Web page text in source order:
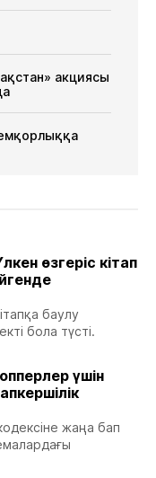
акциясы
өзгеріс кітап
баулу
бола түсті.
үшін
жаңа бап